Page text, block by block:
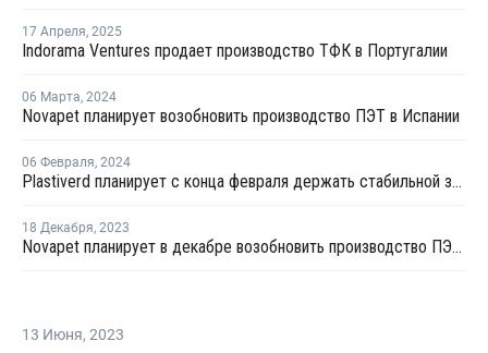
17 Апреля, 2025
Indorama Ventures продает производство ТФК в Португалии
06 Марта, 2024
Novapet планирует возобновить производство ПЭТ в Испании
06 Февраля, 2024
Plastiverd планирует с конца февраля держать стабильной загрузку производства ПЭТ в Испании
18 Декабря, 2023
Novapet планирует в декабре возобновить производство ПЭТ в Испании
13 Июня, 2023